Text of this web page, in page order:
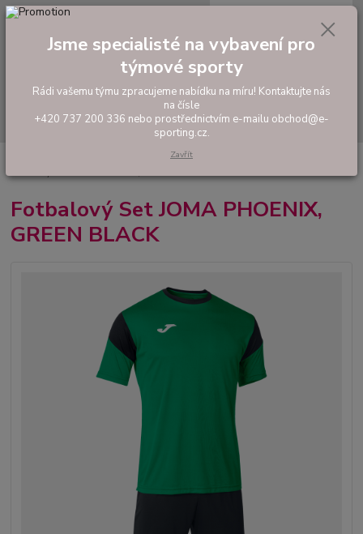
Hledat
tel: +420 737 200 336
0,00 Kč
Tréninkové oblečení
Fotbalový Set JOMA PHOENIX, GREEN BLACK
Fotbalový Set JOMA PHOENIX,
GREEN BLACK
Jsme specialisté na vybavení pro
týmové sporty
Rádi vašemu týmu zpracujeme nabídku na míru! Kontaktujte nás
na čísle
+420 737 200 336 nebo prostřednictvím e-mailu obchod@e-
sporting.cz.
Zavřít